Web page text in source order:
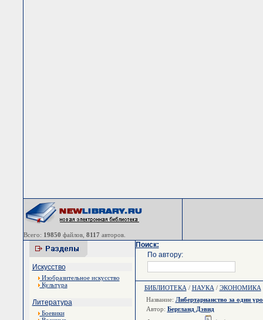
Всего: 19850 файлов, 8117 авторов.
Искусство
Изобразительное искусство
Культура
Литература
Боевики
Поиск:
По автору:
БИБЛИОТЕКА / НАУКА / ЭКОНОМИКА
Название: Либертарианство за один
Автор: Бергланд Дэвид